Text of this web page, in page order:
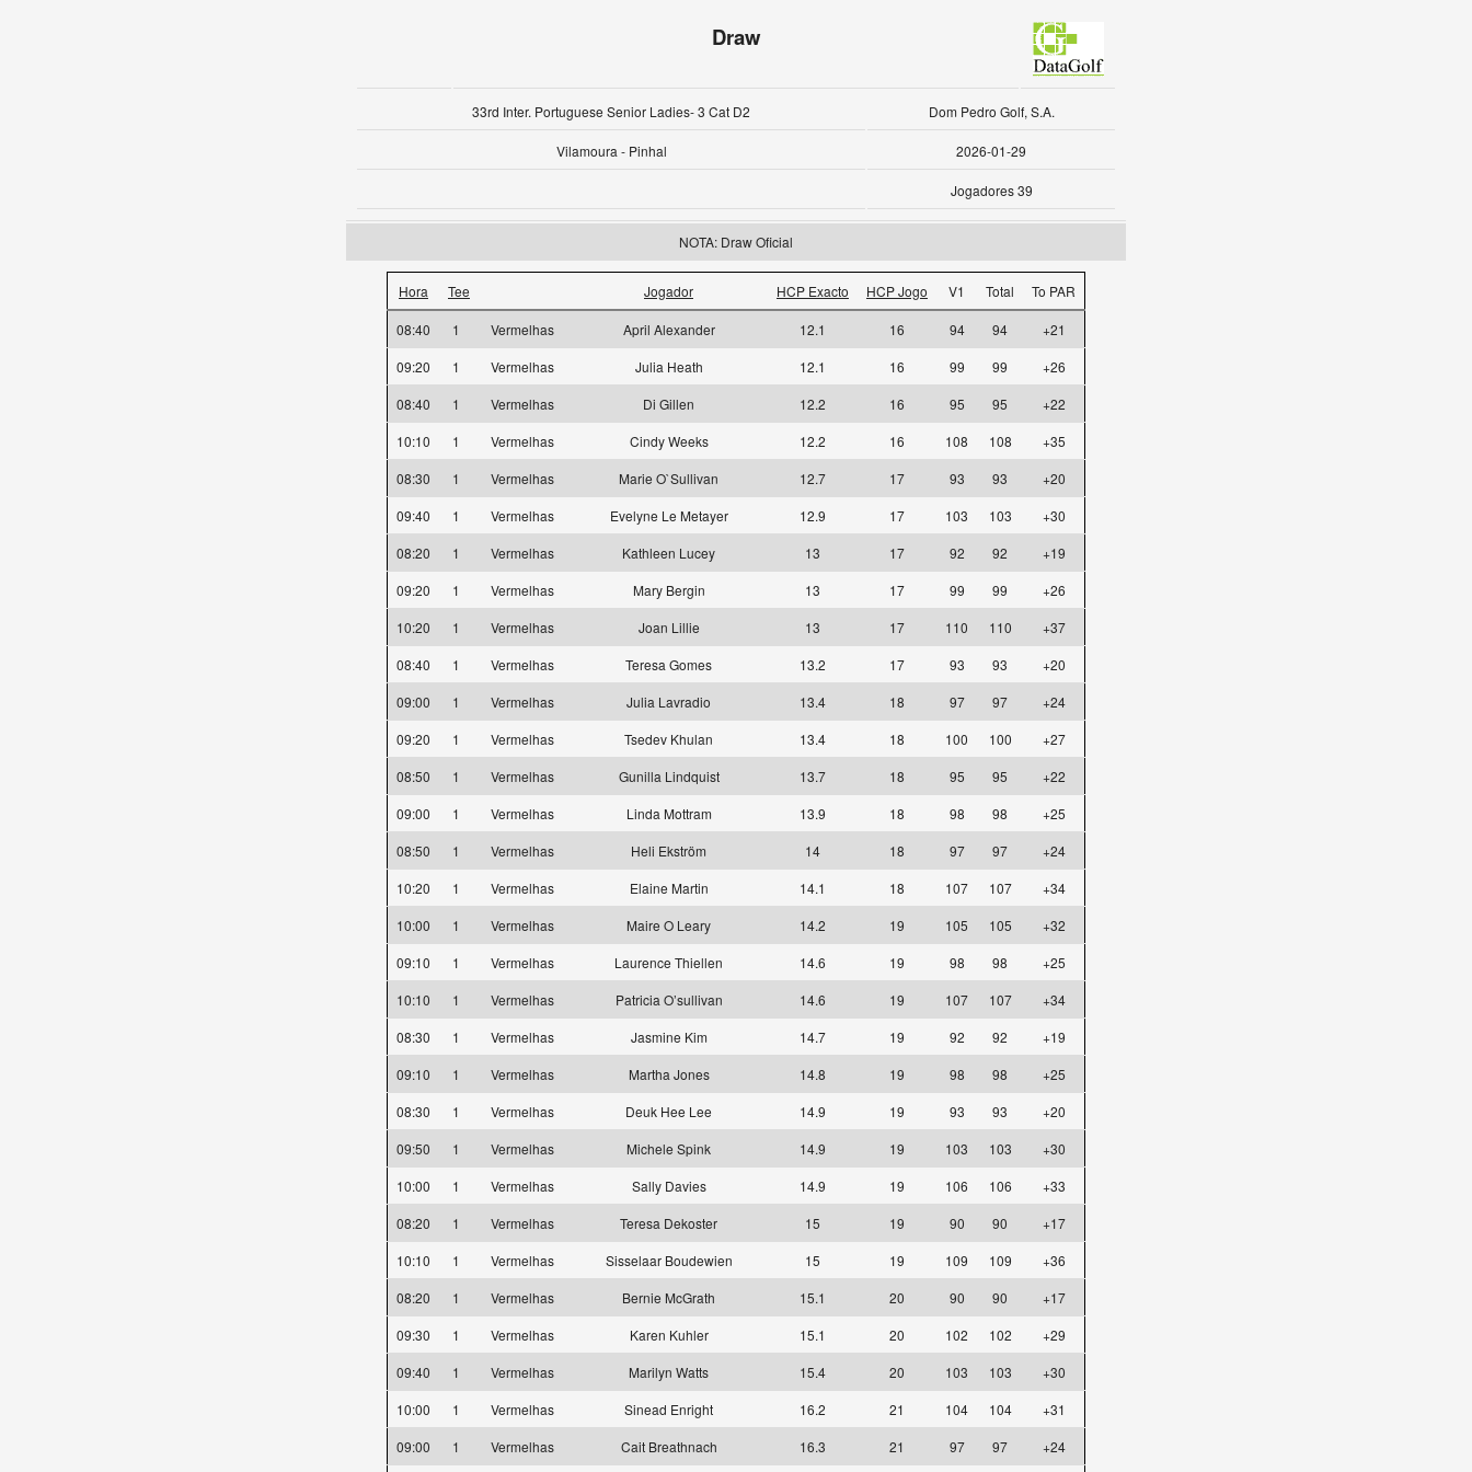
Draw
33rd Inter. Portuguese Senior Ladies- 3 Cat D2 Dom Pedro Golf, S.A.
Vilamoura - Pinhal 2026-01-29
Jogadores 39
NOTA: Draw Oficial
Hora Tee Jogador HCP Exacto HCP Jogo V1 Total To PAR
08:40 1 Vermelhas April Alexander 12.1 16 94 94
+21
09:20
1 Vermelhas Julia Heath 12.1 16 99 99
+26
08:40
1 Vermelhas Di Gillen 12.2 16 95 95
+22
10:10
1 Vermelhas Cindy Weeks 12.2 16 108 108
+35
08:30
1 Vermelhas Marie O`Sullivan 12.7 17 93 93
+20
09:40
1 Vermelhas Evelyne Le Metayer 12.9 17 103 103
+30
08:20
1 Vermelhas Kathleen Lucey 13 17 92 92
+19
09:20
1 Vermelhas Mary Bergin 13 17 99 99
+26
10:20
1 Vermelhas Joan Lillie 13 17 110 110
+37
08:40
1 Vermelhas Teresa Gomes 13.2 17 93 93
+20
09:00
1 Vermelhas Julia Lavradio 13.4 18 97 97
+24
09:20
1 Vermelhas Tsedev Khulan 13.4 18 100 100
+27
08:50
1 Vermelhas Gunilla Lindquist 13.7 18 95 95
+22
09:00
1 Vermelhas Linda Mottram 13.9 18 98 98
+25
08:50
1 Vermelhas Heli Ekström 14 18 97 97
+24
10:20
1 Vermelhas Elaine Martin 14.1 18 107 107
+34
10:00
1 Vermelhas Maire O Leary 14.2 19 105 105
+32
09:10
1 Vermelhas Laurence Thiellen 14.6 19 98 98
+25
10:10
1 Vermelhas Patricia O’sullivan 14.6 19 107 107
+34
08:30
1 Vermelhas Jasmine Kim 14.7 19 92 92
+19
09:10
1 Vermelhas Martha Jones 14.8 19 98 98
+25
08:30
1 Vermelhas Deuk Hee Lee 14.9 19 93 93
+20
09:50
1 Vermelhas Michele Spink 14.9 19 103 103
+30
10:00
1 Vermelhas Sally Davies 14.9 19 106 106
+33
08:20
1 Vermelhas Teresa Dekoster 15 19 90 90
+17
10:10
1 Vermelhas Sisselaar Boudewien 15 19 109 109
+36
08:20
1 Vermelhas Bernie McGrath 15.1 20 90 90
+17
09:30
1 Vermelhas Karen Kuhler 15.1 20 102 102
+29
09:40
1 Vermelhas Marilyn Watts 15.4 20 103 103
+30
10:00
1 Vermelhas Sinead Enright 16.2 21 104 104
+31
09:00
1 Vermelhas Cait Breathnach 16.3 21 97 97 +24